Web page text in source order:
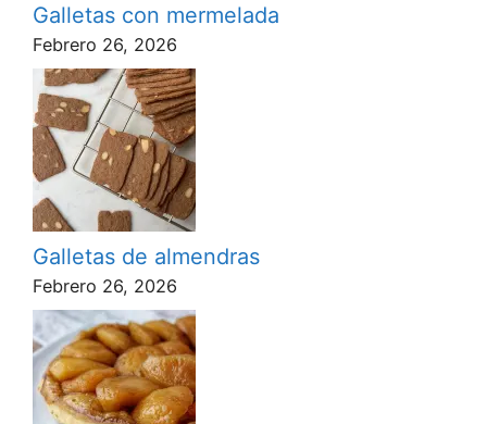
Galletas con mermelada
Febrero 26, 2026
Galletas de almendras
Febrero 26, 2026